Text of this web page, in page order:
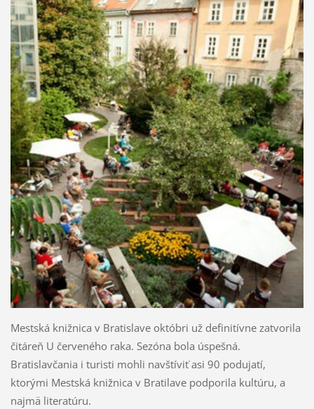
Mestská knižnica v Bratislave októbri už definitívne zatvorila
čitáreň U červeného raka. Sezóna bola úspešná.
Bratislavčania i turisti mohli navštíviť asi 90 podujatí,
ktorými Mestská knižnica v Bratilave podporila kultúru, a
najmä literatúru.